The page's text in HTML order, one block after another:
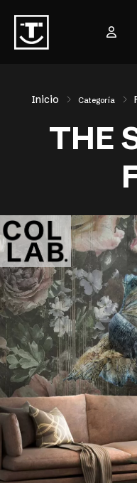
Inicio Categoría
THE